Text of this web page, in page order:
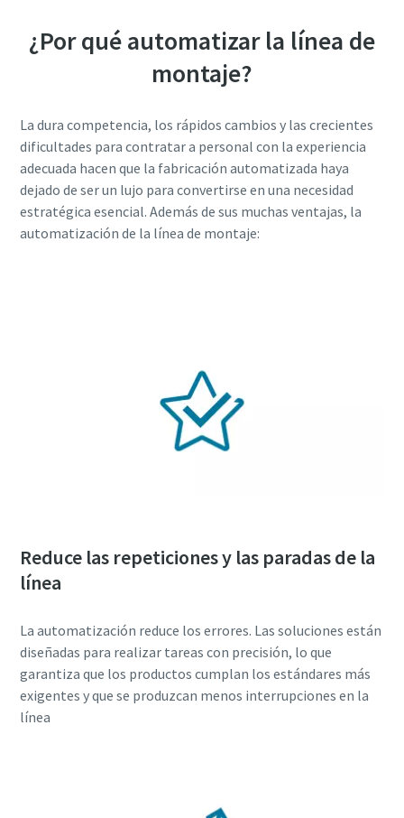
¿Por qué automatizar la línea de
montaje?
La dura competencia, los rápidos cambios y las crecientes
dificultades para contratar a personal con la experiencia
adecuada hacen que la fabricación automatizada haya
dejado de ser un lujo para convertirse en una necesidad
estratégica esencial. Además de sus muchas ventajas, la
automatización de la línea de montaje:
Reduce las repeticiones y las paradas de la
línea
La automatización reduce los errores. Las soluciones están
diseñadas para realizar tareas con precisión, lo que
garantiza que los productos cumplan los estándares más
exigentes y que se produzcan menos interrupciones en la
línea
Haga clic para iniciar la verificación